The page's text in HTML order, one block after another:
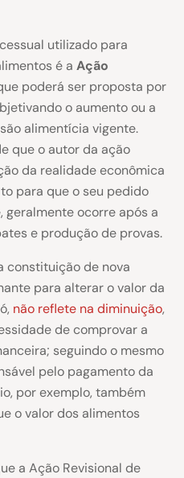
utilizado para
é a Ação
poderá ser proposta por
o aumento ou a
alimentícia vigente.
que o autor da ação
da realidade econômica
para que o seu pedido
geralmente ocorre após a
e produção de provas.
constituição de nova
para alterar o valor da
não reflete na diminuição,
de comprovar a
seguindo o mesmo
pelo pagamento da
por exemplo, também
o valor dos alimentos
a Ação Revisional de